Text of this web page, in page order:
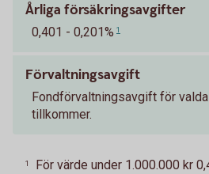
Årliga försäkringsavgifter
0,401 - 0,201% 1
Förvaltningsavgift
Fondförvaltningsavgift för
tillkommer.
1
För värde under 1.000.000 kr